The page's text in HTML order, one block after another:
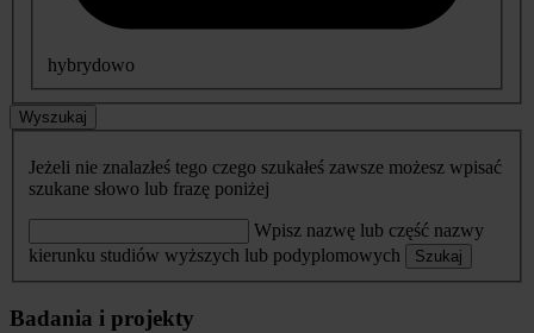
hybrydowo
Wyszukaj
Jeżeli nie znalazłeś tego czego szukałeś zawsze możesz wpisać
szukane słowo lub frazę poniżej
Wpisz nazwę lub część nazwy
kierunku studiów wyższych lub podyplomowych
Szukaj
Badania i projekty